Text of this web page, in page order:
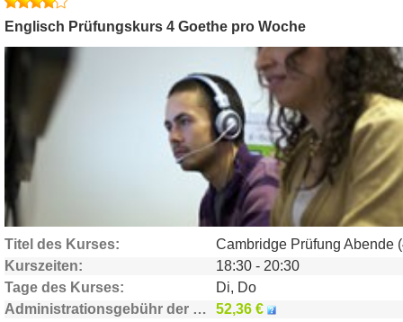
Login
Währung
Sprache
Englisch Prüfungskurs 4 Goethe pro Woche
Titel des Kurses
Kurszeiten
18:30 - 20:30
Tage des Kurses
Di, Do
Administrationsgebühr der Schule
52,36 €